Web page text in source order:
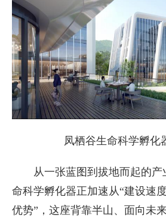
凤栖谷生命科学孵化
从一张蓝图到拔地而起的
命科学孵化器正加速从“建设速
优势”，这座背靠半山、面向未